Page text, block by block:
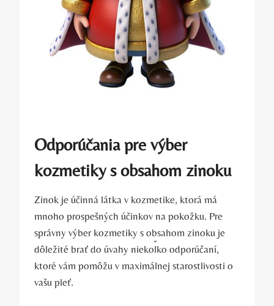
Odporúčania pre výber
kozmetiky s obsahom zinoku
Zinok je účinná látka v kozmetike, ktorá má
mnoho prospešných účinkov na pokožku. Pre
správny výber kozmetiky s obsahom zinoku je
dôležité brať do úvahy niekoľko odporúčaní,
ktoré vám pomôžu v maximálnej starostlivosti o
vašu pleť.